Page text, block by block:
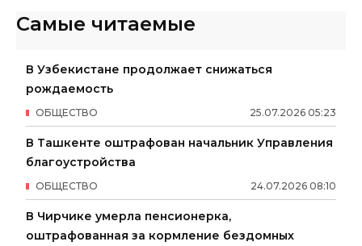
Самые читаемые
В Узбекистане продолжает снижаться
рождаемость
25.07.2026 05:23
ОБЩЕСТВО
В Ташкенте оштрафован начальник Управления
благоустройства
24.07.2026 08:10
ОБЩЕСТВО
В Чирчике умерла пенсионерка,
оштрафованная за кормление бездомных